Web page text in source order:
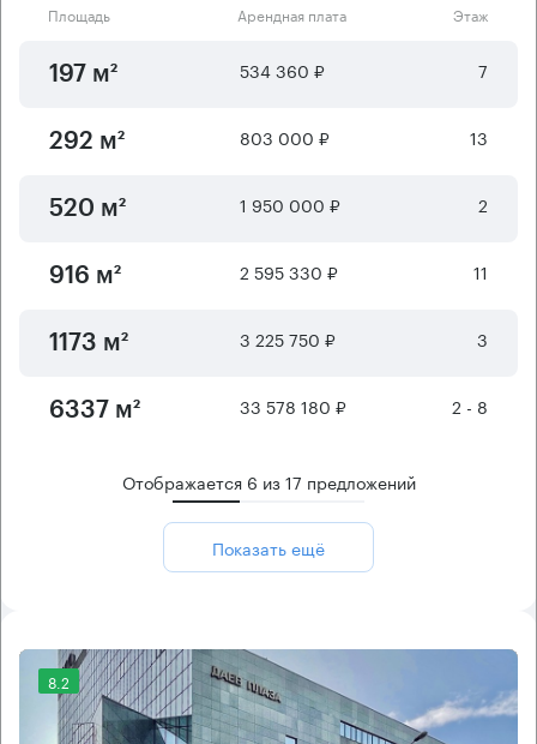
Площадь Арендная плата Этаж
197 м² 534 360 ₽ 7
292 м² 803 000 ₽ 13
520 м² 1 950 000 ₽ 2
916 м² 2 595 330 ₽ 11
1173 м² 3 225 750 ₽ 3
6337 м² 33 578 180 ₽ 2 - 8
Отображается 6 из17 предложений
Показать ещё
8.2